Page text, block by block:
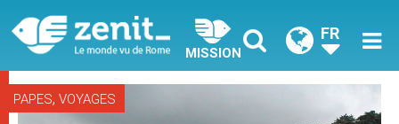
MISSION
FR
PAPES, VOYAGES